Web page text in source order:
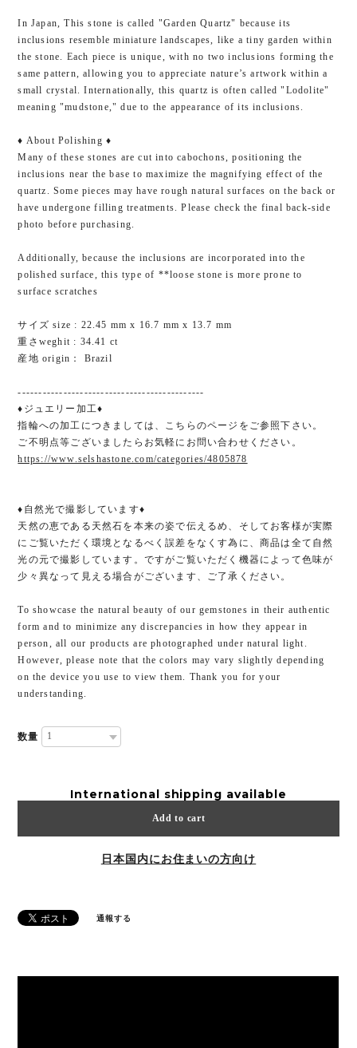
In Japan, This stone is called "Garden Quartz" because its
inclusions resemble miniature landscapes, like a tiny garden within
the stone. Each piece is unique, with no two inclusions forming the
same pattern, allowing you to appreciate nature’s artwork within a
small crystal. Internationally, this quartz is often called "Lodolite"
meaning "mudstone," due to the appearance of its inclusions.
♦︎ About Polishing ♦︎
Many of these stones are cut into cabochons, positioning the
inclusions near the base to maximize the magnifying effect of the
quartz. Some pieces may have rough natural surfaces on the back or
have undergone filling treatments. Please check the final back-side
photo before purchasing.
Additionally, because the inclusions are incorporated into the
polished surface, this type of **loose stone is more prone to
surface scratches
サイズ size : 22.45 mm x 16.7 mm x 13.7 mm
重さweghit : 34.41 ct
産地 origin： Brazil
---------------------------------------------
♦ジュエリー加工♦
指輪への加工につきましては、こちらのページをご参照下さい。
ご不明点等ございましたらお気軽にお問い合わせください。
https://www.selshastone.com/categories/4805878
♦自然光で撮影しています♦
天然の恵である天然石を本来の姿で伝えるめ、そしてお客様が実際
にご覧いただく環境となるべく誤差をなくす為に、商品は全て自然
光の元で撮影しています。ですがご覧いただく機器によって色味が
少々異なって見える場合がございます、ご了承ください。
To showcase the natural beauty of our gemstones in their authentic
form and to minimize any discrepancies in how they appear in
person, all our products are photographed under natural light.
However, please note that the colors may vary slightly depending
on the device you use to view them. Thank you for your
understanding.
数量
International shipping available
Add to cart
日本国内にお住まいの方向け
通報する